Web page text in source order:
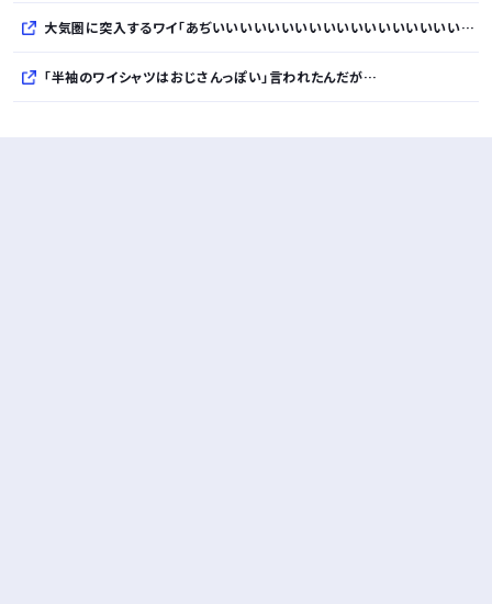
大気圏に突入するワイ「あぢいいいいいいいいいいいいいいいいいい！！！！」
「半袖のワイシャツはおじさんっぽい」言われたんだが…